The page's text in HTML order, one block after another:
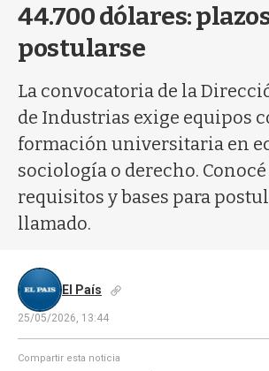
44.700 dólares:
postularse
La convocatoria de la
de Industrias exige equipos
formación universitaria en
sociología o derecho.
requisitos y bases para
llamado.
El País
25/05/2026, 13:44
Compartir esta noticia